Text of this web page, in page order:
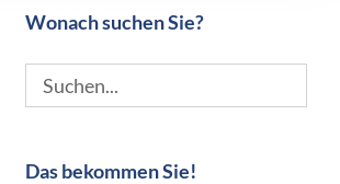
Wonach suchen Sie?
Das bekommen Sie!